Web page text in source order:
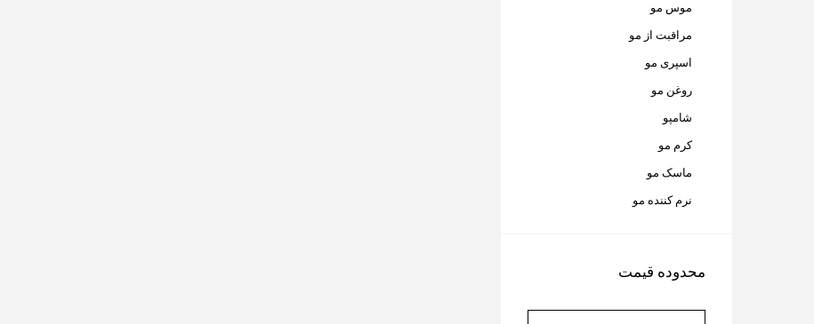
موس مو
مراقبت از مو
اسپری مو
روغن مو
شامپو
کرم مو
ماسک مو
نرم کننده مو
محدوده قیمت